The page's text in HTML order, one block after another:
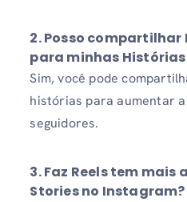
2. Posso
para minhas
Sim, você pode
histórias para aumentar
seguidores.
3. Faz Reels tem mais
Stories no Instagram?